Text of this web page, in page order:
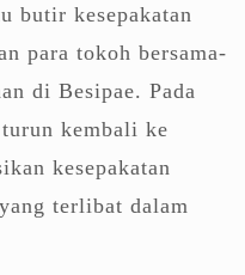
butir kesepakatan
para tokoh bersama-
di Besipae. Pada
kembali ke
kesepakatan
terlibat dalam